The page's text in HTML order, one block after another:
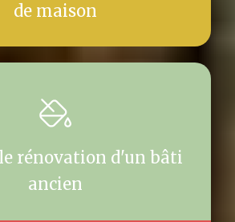
de maison
rénovation d'un bâti
ancien